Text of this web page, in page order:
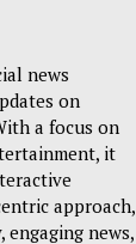
news
on
a focus on
it
approach,
news,